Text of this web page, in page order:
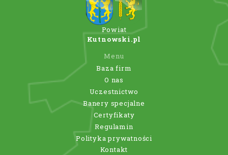
Powiat
Kutnowski.pl
Menu
Baza firm
O nas
Uczestnictwo
Banery specjalne
Certyfikaty
Regulamin
Polityka prywatności
Kontakt